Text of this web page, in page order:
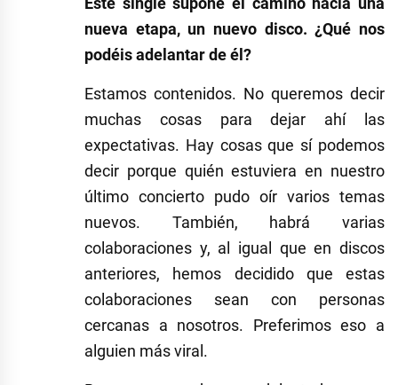
nueva etapa, un nuevo disco. ¿Qué nos
podéis adelantar de él?
Estamos contenidos. No queremos decir
muchas cosas para dejar ahí las
expectativas. Hay cosas que sí podemos
decir porque quién estuviera en nuestro
último concierto pudo oír varios temas
nuevos. También, habrá varias
colaboraciones y, al igual que en discos
anteriores, hemos decidido que estas
colaboraciones sean con personas
cercanas a nosotros. Preferimos eso a
alguien más viral.